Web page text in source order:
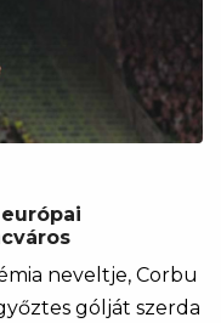
neveltje, Corbu
gólját szerda